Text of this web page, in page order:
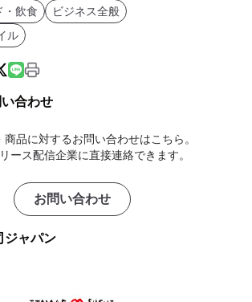
・飲食
ビジネス全般
ル
合わせ
商品に対するお問い合わせはこちら。
ース配信企業に直接連絡できます。
お問い合わせ
ジャパン